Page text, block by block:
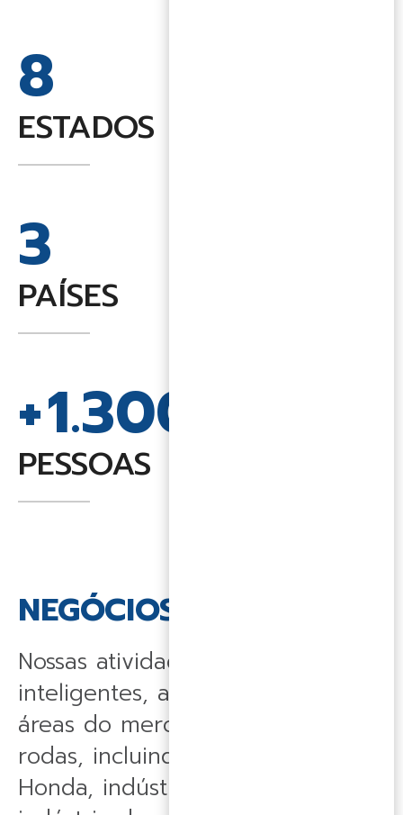
8
ESTADOS
3
PAÍSES
+1.300
PESSOAS
NEGÓCIOS
Nossas atividades, estruturadas e
inteligentes, abrangem todas as
áreas do mercado de duas
rodas, incluindo concessionárias
Honda, indústria de bicicletas,